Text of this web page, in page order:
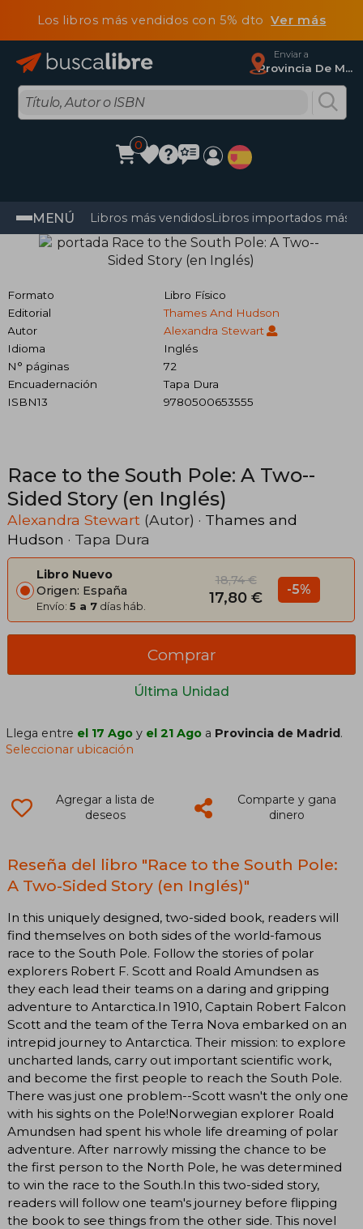
Los libros más vendidos con 5% dtoVer más
Enviar a
Provincia De Madrid
0
MENÚ Libros más vendidosLibros importados más
Formato
Libro Físico
Editorial
Thames And Hudson
Autor
Alexandra Stewart
Idioma
Inglés
N° páginas
72
Encuadernación
Tapa Dura
ISBN13
9780500653555
Race to the South Pole: A Two-­
Sided Story (en Inglés)
Alexandra Stewart (Autor) · Thames and
Hudson · Tapa Dura
Libro Nuevo
Origen: España
Envío: 5 a 7 días háb.
18,74 €
17,80 € -5%
Última Unidad
Comprar
Llega entre el 17 Ago y el 21 Ago a Provincia de Madrid.
Seleccionar ubicación
Agregar a lista de
deseos
Comparte y gana
dinero
Reseña del libro "Race to the South Pole:
A Two-­Sided Story (en Inglés)"
In this uniquely designed, two-sided book, readers will
find themselves on both sides of the world-famous
race to the South Pole. Follow the stories of polar
explorers Robert F. Scott and Roald Amundsen as
they each lead their teams on a daring and gripping
adventure to Antarctica.In 1910, Captain Robert Falcon
Scott and the team of the Terra Nova embarked on an
intrepid journey to Antarctica. Their mission: to explore
uncharted lands, carry out important scientific work,
and become the first people to reach the South Pole.
There was just one problem--Scott wasn't the only one
with his sights on the Pole!Norwegian explorer Roald
Amundsen had spent his whole life dreaming of polar
adventure. After narrowly missing the chance to be
the first person to the North Pole, he was determined
to win the race to the South.In this two-sided story,
readers will follow one team's journey before flipping
the book to see things from the other side. This novel